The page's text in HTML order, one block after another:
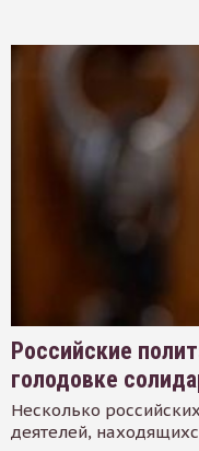
Российские
голодовке
Несколько
деятелей,